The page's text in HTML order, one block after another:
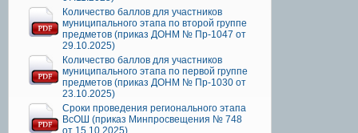
Количество баллов для участников
муниципального этапа по второй группе
предметов (приказ ДОНМ № Пр-1047 от
29.10.2025)
Количество баллов для участников
муниципального этапа по первой группе
предметов (приказ ДОНМ № Пр-1030 от
23.10.2025)
Сроки проведения регионального этапа
ВсОШ (приказ Минпросвещения № 748
от 15.10.2025)